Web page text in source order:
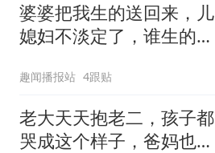
婆婆把我生的送回来，儿
媳妇不淡定了，谁生的谁
趣闻播报站 4跟贴
老大天天抱老二，孩子都
哭成这个样子，爸妈也不